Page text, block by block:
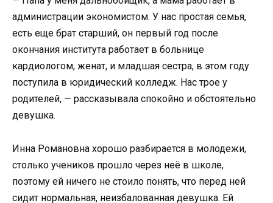
администрации экономистом. У нас простая семья,
есть еще брат старший, он первый год после
окончания института работает в больнице
кардиологом, женат, и младшая сестра, в этом году
поступила в юридический колледж. Нас трое у
родителей, — рассказывала спокойно и обстоятельно
девушка.
Инна Романовна хорошо разбирается в молодежи,
столько учеников прошло через неё в школе,
поэтому ей ничего не стоило понять, что перед ней
сидит нормальная, неизбалованная девушка. Ей